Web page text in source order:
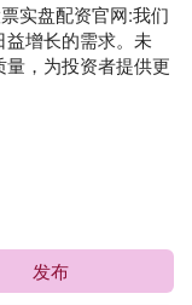
实盘配资官网:我们
增长的需求。未
，为投资者提供更
发布